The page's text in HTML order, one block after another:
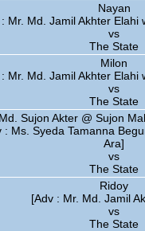
Nayan
: Mr. Md. Jamil Akhter Elahi
vs
The State
Milon
: Mr. Md. Jamil Akhter Elahi
vs
The State
Md. Sujon Akter @ Sujon
: Ms. Syeda Tamanna
Ara]
vs
The State
Ridoy
[Adv : Mr. Md. Jamil
vs
The State